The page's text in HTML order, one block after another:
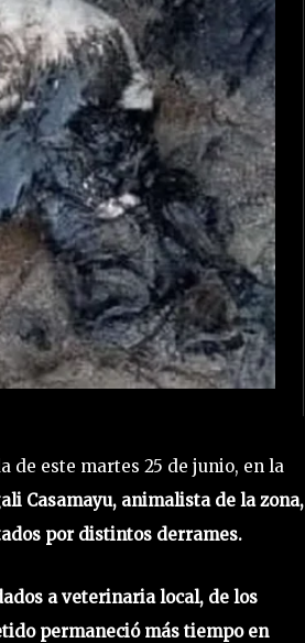
de este martes 25 de junio, en la
Casamayu, animalista de la zona,
por distintos derrames.
a veterinaria local, de los
permaneció más tiempo en